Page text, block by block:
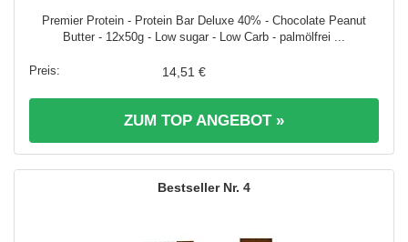
Premier Protein - Protein Bar Deluxe 40% - Chocolate Peanut
Butter - 12x50g - Low sugar - Low Carb - palmölfrei ...
14,51 €
ZUM TOP ANGEBOT »
4